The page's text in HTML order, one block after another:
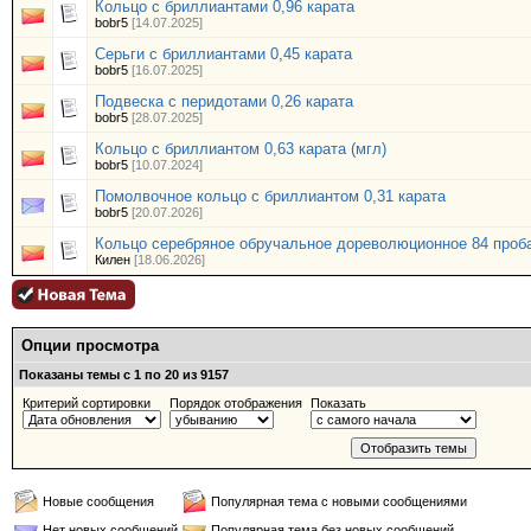
Кольцо с бриллиантами 0,96 карата
bobr5 [14.07.2025]
Серьги с бриллиантами 0,45 карата
bobr5 [16.07.2025]
Подвеска с перидотами 0,26 карата
bobr5 [28.07.2025]
Кольцо с бриллиантом 0,63 карата (мгл)
bobr5 [10.07.2024]
Помолвочное кольцо с бриллиантом 0,31 карата
bobr5 [20.07.2026]
Кольцо серебряное обручальное дореволюционное 84
Килен [18.06.2026]
Опции просмотра
Показаны темы с 1 по 20 из 9157
Критерий сортировки
Порядок отображения Показать
Новые сообщения
Популярная тема с новыми сообщениями